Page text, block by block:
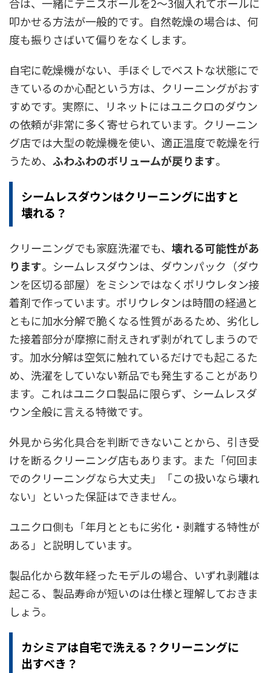
叩かせる方法が一般的です。自然乾燥の場合は、何
度も振りさばいて偏りをなくします。
自宅に乾燥機がない、手ほぐしでベストな状態にで
きているのか心配という方は、クリーニングがおす
すめです。実際に、リネットにはユニクロのダウン
の依頼が非常に多く寄せられています。クリーニン
グ店では大型の乾燥機を使い、適正温度で乾燥を行
うため、 ふわふわのボリュームが戻ります。
シームレスダウンはクリーニングに出すと
壊れる？
クリーニングでも家庭洗濯でも、 壊れる可能性があ
ります。シームレスダウンは、ダウンパック（ダウ
ンを区切る部屋）をミシンではなくポリウレタン接
着剤で作っています。ポリウレタンは時間の経過と
ともに加水分解で脆くなる性質があるため、劣化し
た接着部分が摩擦に耐えきれず剥がれてしまうので
す。加水分解は空気に触れているだけでも起こるた
め、洗濯をしていない新品でも発生することがあり
ます。これはユニクロ製品に限らず、シームレスダ
ウン全般に言える特徴です。
外見から劣化具合を判断できないことから、引き受
けを断るクリーニング店もあります。また「何回ま
でのクリーニングなら大丈夫」「この扱いなら壊れ
ない」といった保証はできません。
ユニクロ側も「年月とともに劣化・剥離する特性が
ある」と説明しています。
製品化から数年経ったモデルの場合、いずれ剥離は
起こる、製品寿命が短いのは仕様と理解しておきま
しょう。
カシミアは自宅で洗える？クリーニングに
出すべき？